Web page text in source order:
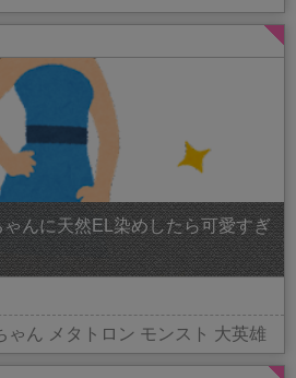
んに天然EL染めしたら可愛すぎ
ゃん メタトロン モンスト 大英雄